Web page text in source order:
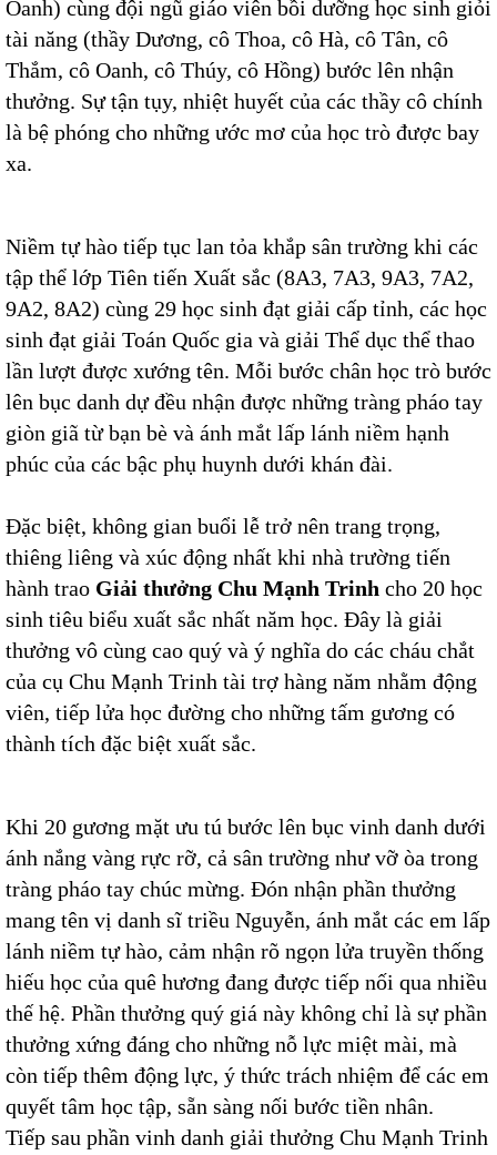
Oanh) cùng đội ngũ giáo viên bồi dưỡng học sinh giỏi
tài năng (thầy Dương, cô Thoa, cô Hà, cô Tân, cô
Thắm, cô Oanh, cô Thúy, cô Hồng) bước lên nhận
thưởng. Sự tận tụy, nhiệt huyết của các thầy cô chính
là bệ phóng cho những ước mơ của học trò được bay
xa.
Niềm tự hào tiếp tục lan tỏa khắp sân trường khi các
tập thể lớp Tiên tiến Xuất sắc (8A3, 7A3, 9A3, 7A2,
9A2, 8A2) cùng 29 học sinh đạt giải cấp tỉnh, các học
sinh đạt giải Toán Quốc gia và giải Thể dục thể thao
lần lượt được xướng tên. Mỗi bước chân học trò bước
lên bục danh dự đều nhận được những tràng pháo tay
giòn giã từ bạn bè và ánh mắt lấp lánh niềm hạnh
phúc của các bậc phụ huynh dưới khán đài.
Đặc biệt, không gian buổi lễ trở nên trang trọng,
thiêng liêng và xúc động nhất khi nhà trường tiến
hành trao Giải thưởng Chu Mạnh Trinh cho 20 học
sinh tiêu biểu xuất sắc nhất năm học. Đây là giải
thưởng vô cùng cao quý và ý nghĩa do các cháu chắt
của cụ Chu Mạnh Trinh tài trợ hàng năm nhằm động
viên, tiếp lửa học đường cho những tấm gương có
thành tích đặc biệt xuất sắc.
Khi 20 gương mặt ưu tú bước lên bục vinh danh dưới
ánh nắng vàng rực rỡ, cả sân trường như vỡ òa trong
tràng pháo tay chúc mừng. Đón nhận phần thưởng
mang tên vị danh sĩ triều Nguyễn, ánh mắt các em lấp
lánh niềm tự hào, cảm nhận rõ ngọn lửa truyền thống
hiếu học của quê hương đang được tiếp nối qua nhiều
thế hệ. Phần thưởng quý giá này không chỉ là sự phần
thưởng xứng đáng cho những nỗ lực miệt mài, mà
còn tiếp thêm động lực, ý thức trách nhiệm để các em
quyết tâm học tập, sẵn sàng nối bước tiền nhân.
Tiếp sau phần vinh danh giải thưởng Chu Mạnh Trinh